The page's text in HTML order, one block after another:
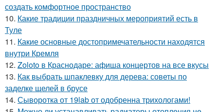
создать комфортное пространство
10. Какие традиции праздничных мероприятий есть в
Туле
11. Какие основные достопримечательности находятся
внутри Кремля
12. Zoloto в Краснодаре: афиша концертов на все вкусы
13. Как выбрать шпаклевку для дерева: советы по
заделке щелей в брусе
14. Сыворотка от 19lab от одобренна трихологами!